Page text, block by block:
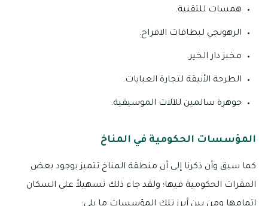
همسات للتقنية.
الرهونجي لبطاقات الافراح.
مخبز دار الخير.
الطرحة الأنيقة لتجارة العبايات.
جوهرة سالمين للآلات الموسيقية.
المؤسسات الحكومية في المناخ
كما سبق وأن ذكرنا إلى أن منطقة المناخ تتميز بوجود بعض
المقرات الحكومية فيها؛ ولقد جاء ذلك تسهيلاً على السكان